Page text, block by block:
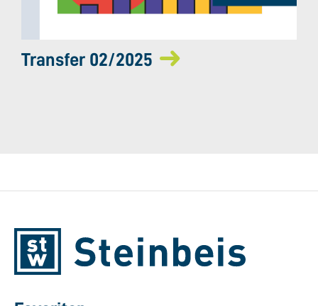
Transfer 02/2025